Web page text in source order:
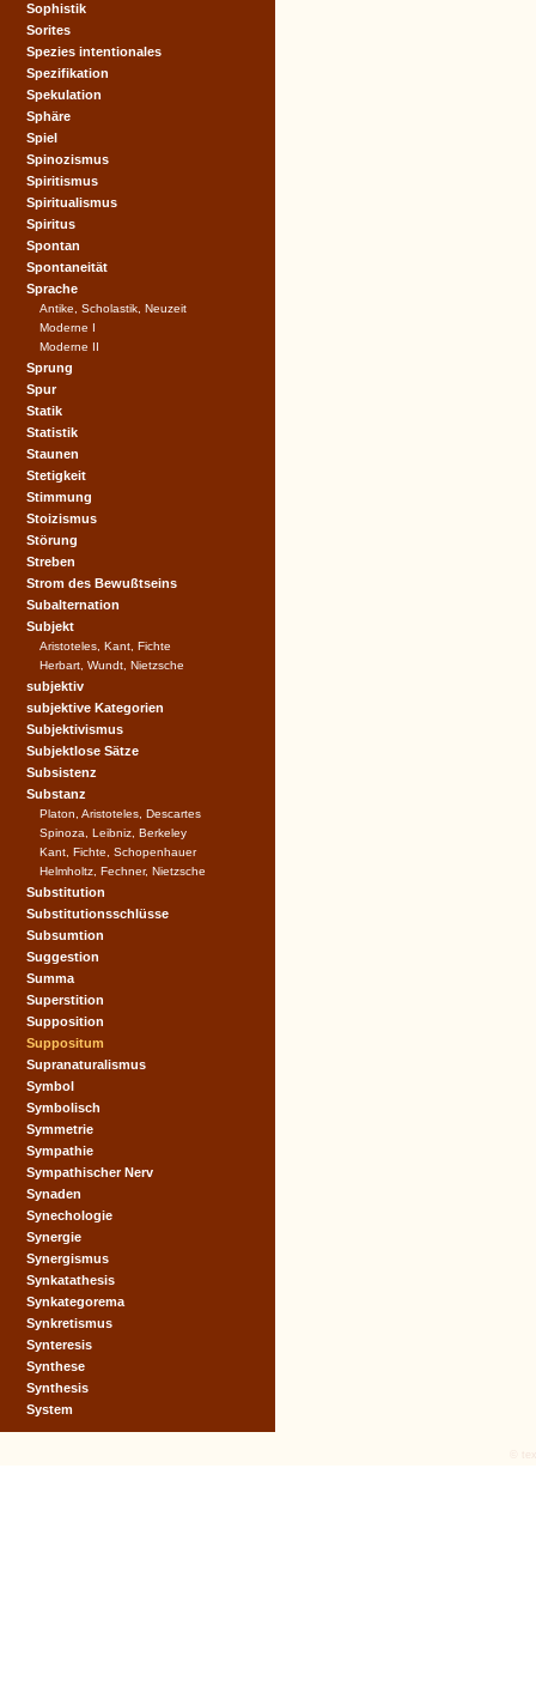
Sophistik
Sorites
Spezies intentionales
Spezifikation
Spekulation
Sphäre
Spiel
Spinozismus
Spiritismus
Spiritualismus
Spiritus
Spontan
Spontaneität
Sprache
Antike, Scholastik, Neuzeit
Moderne I
Moderne II
Sprung
Spur
Statik
Statistik
Staunen
Stetigkeit
Stimmung
Stoizismus
Störung
Streben
Strom des Bewußtseins
Subalternation
Subjekt
Aristoteles, Kant, Fichte
Herbart, Wundt, Nietzsche
subjektiv
subjektive Kategorien
Subjektivismus
Subjektlose Sätze
Subsistenz
Substanz
Platon, Aristoteles, Descartes
Spinoza, Leibniz, Berkeley
Kant, Fichte, Schopenhauer
Helmholtz, Fechner, Nietzsche
Substitution
Substitutionsschlüsse
Subsumtion
Suggestion
Summa
Superstition
Supposition
Suppositum
Supranaturalismus
Symbol
Symbolisch
Symmetrie
Sympathie
Sympathischer Nerv
Synaden
Synechologie
Synergie
Synergismus
Synkatathesis
Synkategorema
Synkretismus
Synteresis
Synthese
Synthesis
System